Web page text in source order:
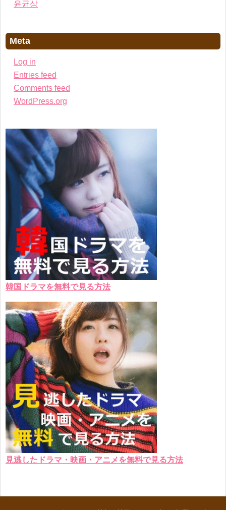
윤균상
Meta
Log in
Entries feed
Comments feed
WordPress.org
韓国ドラマを無料で見る方法
見逃したドラマ・映画・アニメを無料で見る方法